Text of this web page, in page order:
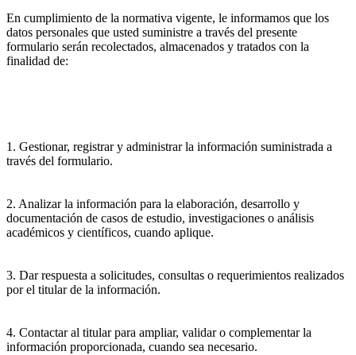
En cumplimiento de la normativa vigente, le informamos que los
datos personales que usted suministre a través del presente
formulario serán recolectados, almacenados y tratados con la
finalidad de:
1. Gestionar, registrar y administrar la información suministrada a
través del formulario.
2. Analizar la información para la elaboración, desarrollo y
documentación de casos de estudio, investigaciones o análisis
académicos y científicos, cuando aplique.
3. Dar respuesta a solicitudes, consultas o requerimientos realizados
por el titular de la información.
4. Contactar al titular para ampliar, validar o complementar la
información proporcionada, cuando sea necesario.